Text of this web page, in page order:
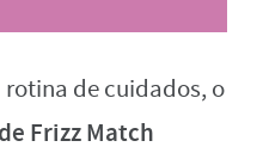
de cuidados, o
Frizz Match